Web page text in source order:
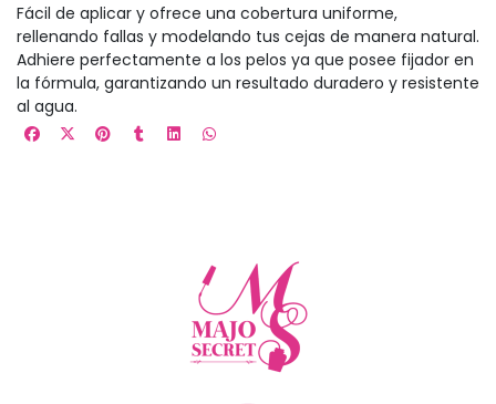
Fácil de aplicar y ofrece una cobertura uniforme,
rellenando fallas y modelando tus cejas de manera natural.
Adhiere perfectamente a los pelos ya que posee fijador en
la fórmula, garantizando un resultado duradero y resistente
al agua.